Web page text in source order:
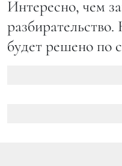
Интересно, чем
будет решено по